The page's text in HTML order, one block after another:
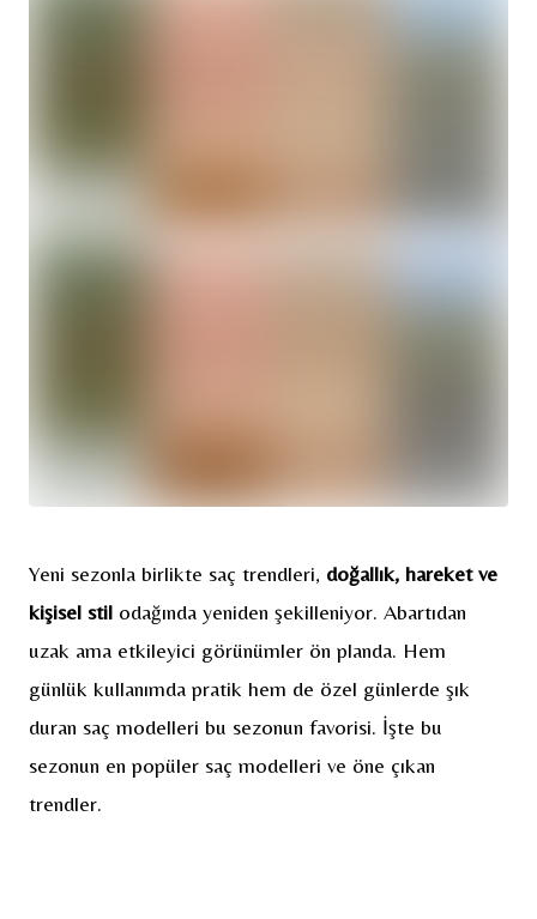
Yeni sezonla birlikte saç trendleri, doğallık, hareket ve
kişisel stil odağında yeniden şekilleniyor. Abartıdan
uzak ama etkileyici görünümler ön planda. Hem
günlük kullanımda pratik hem de özel günlerde şık
duran saç modelleri bu sezonun favorisi. İşte bu
sezonun en popüler saç modelleri ve öne çıkan
trendler.